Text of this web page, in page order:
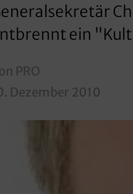
ein
PRO
Dezember 2010